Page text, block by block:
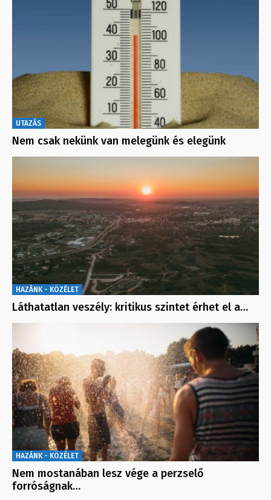
UTAZÁS
Nem csak nekünk van melegünk és elegünk
HAZÁNK - KÖZÉLET
Láthatatlan veszély: kritikus szintet érhet el a…
HAZÁNK - KÖZÉLET
Nem mostanában lesz vége a perzselő
forróságnak…